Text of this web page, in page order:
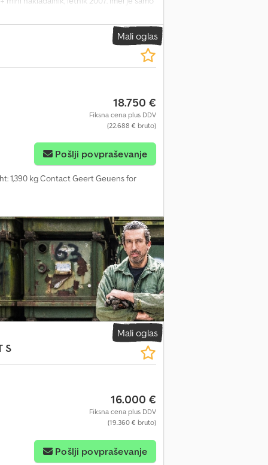
delovnih ur prikazuje 390 ur, lastnik
olja. Dizelska črpalka je bila
roka se nekoliko spušča, vendar
Hkj Ab Seck Lastna teža: CE: Da Model:
5xxxx Za dodatne informacije se
Mali oglas
18.750 €
Fiksna cena plus DDV
(22.688 € bruto)
Pošlji povpraševanje
1,390 kg Contact Geert Geuens for
Mali oglas
S
16.000 €
Fiksna cena plus DDV
(19.360 € bruto)
Pošlji povpraševanje